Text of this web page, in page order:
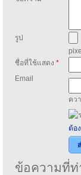
รูป
pixel
ชื่อที่ใช้แสดง *
Email
คว
ต้อ
ข้อความที่ท่